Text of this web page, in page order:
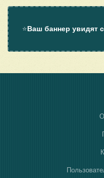
⭐Ваш баннер увидят